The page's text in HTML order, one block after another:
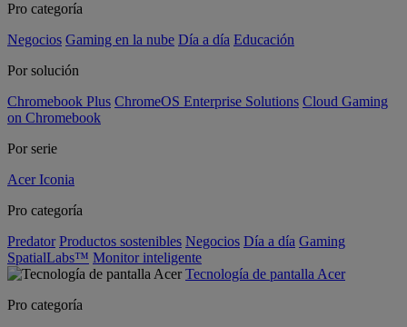
Pro categoría
Negocios Gaming en la nube Día a día Educación
Por solución
Chromebook Plus ChromeOS Enterprise Solutions Cloud Gaming
on Chromebook
Por serie
Acer Iconia
Pro categoría
Predator Productos sostenibles Negocios Día a día Gaming
SpatialLabs™ Monitor inteligente
Tecnología de pantalla Acer
Pro categoría